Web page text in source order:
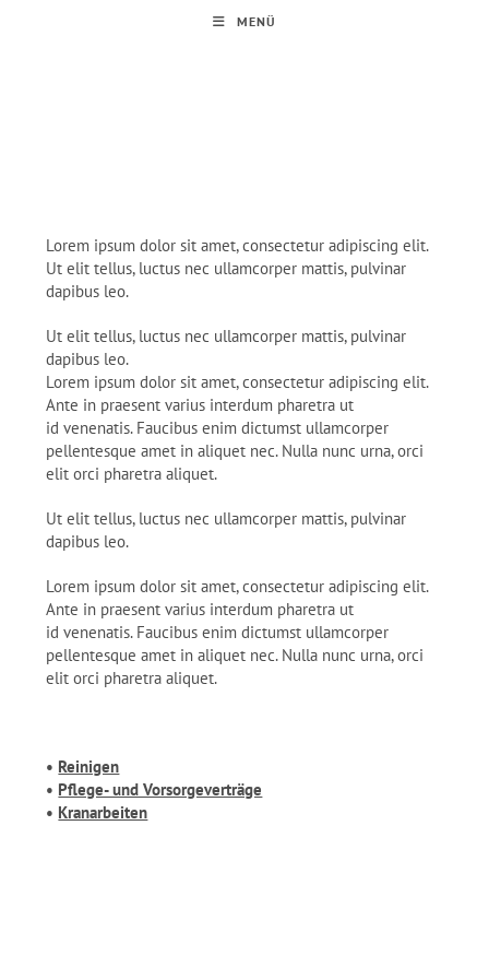
MENÜ
Lorem ipsum dolor sit amet, consectetur adipiscing elit.
Ut elit tellus, luctus nec ullamcorper mattis, pulvinar
dapibus leo.
Ut elit tellus, luctus nec ullamcorper mattis, pulvinar
dapibus leo.
Lorem ipsum dolor sit amet, consectetur adipiscing elit.
Ante in praesent varius interdum pharetra ut
id venenatis. Faucibus enim dictumst ullamcorper
pellentesque amet in aliquet nec. Nulla nunc urna, orci
elit orci pharetra aliquet.
Ut elit tellus, luctus nec ullamcorper mattis, pulvinar
dapibus leo.
Lorem ipsum dolor sit amet, consectetur adipiscing elit.
Ante in praesent varius interdum pharetra ut
id venenatis. Faucibus enim dictumst ullamcorper
pellentesque amet in aliquet nec. Nulla nunc urna, orci
elit orci pharetra aliquet.
• Reinigen
• Pflege- und Vorsorgeverträge
• Kranarbeiten